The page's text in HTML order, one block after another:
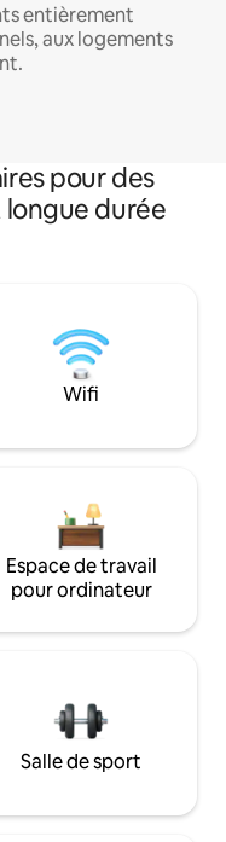
entièrement
aux logements
pour des
durée
Wifi
Espace de travail
pour ordinateur
Salle de sport